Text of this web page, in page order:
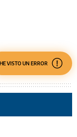
HE VISTO UN ERROR